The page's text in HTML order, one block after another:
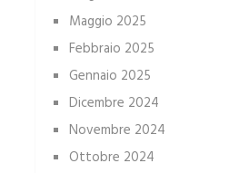
Maggio 2025
Febbraio 2025
Gennaio 2025
Dicembre 2024
Novembre 2024
Ottobre 2024